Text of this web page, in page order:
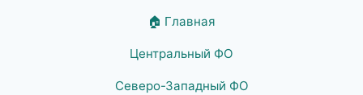
🏠 Главная
Центральный ФО
Северо-Западный ФО